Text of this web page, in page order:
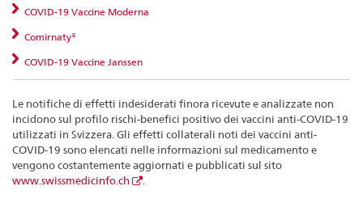
COVID-19 Vaccine Moderna
Comirnaty®
COVID-19 Vaccine Janssen
Le notifiche di effetti indesiderati finora ricevute e analizzate non
incidono sul profilo rischi-benefici positivo dei vaccini anti-COVID-19
utilizzati in Svizzera. Gli effetti collaterali noti dei vaccini anti-
COVID-19 sono elencati nelle informazioni sul medicamento e
vengono costantemente aggiornati e pubblicati sul sito
www.swissmedicinfo.ch